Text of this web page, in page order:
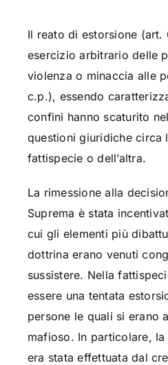
Il reato di estorsione
esercizio arbitrario delle
violenza o minaccia alle
c.p.), essendo
confini hanno scaturito
questioni giuridiche circa
fattispecie o dell’altra.
La rimessione alla
Suprema è stata
cui gli elementi più
dottrina erano venuti
sussistere. Nella
essere una tentata
persone le quali si erano
mafioso. In particolare,
era stata effettuata dal